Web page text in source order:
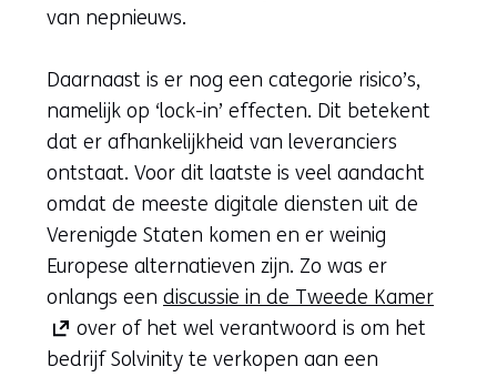
van nepnieuws.
Daarnaast is er nog een categorie risico’s,
namelijk op ‘lock-in’ effecten. Dit betekent
dat er afhankelijkheid van leveranciers
ontstaat. Voor dit laatste is veel aandacht
omdat de meeste digitale diensten uit de
Verenigde Staten komen en er weinig
Europese alternatieven zijn. Zo was er
onlangs een discussie in de Tweede Kamer(opent
over of het wel verantwoord is om het
bedrijf Solvinity te verkopen aan een